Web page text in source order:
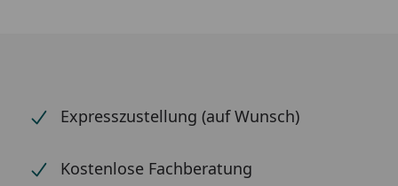
Expresszustellung (auf Wunsch)
Kostenlose Fachberatung